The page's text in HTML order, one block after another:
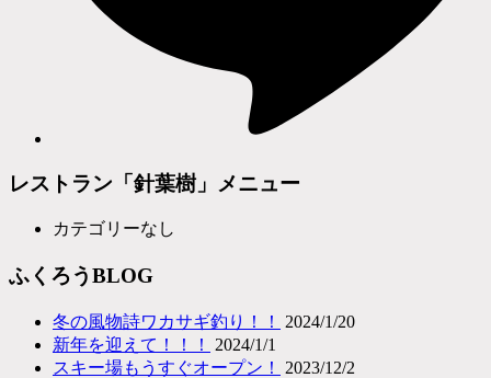
レストラン「針葉樹」メニュー
カテゴリーなし
ふくろうBLOG
冬の風物詩ワカサギ釣り！！
2024/1/20
新年を迎えて！！！
2024/1/1
スキー場もうすぐオープン！
2023/12/2